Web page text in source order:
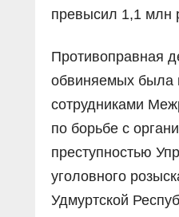
превысил 1,1 млн
Противоправная
обвиняемых была
сотрудниками
по борьбе с
преступностью
уголовного
Удмуртской